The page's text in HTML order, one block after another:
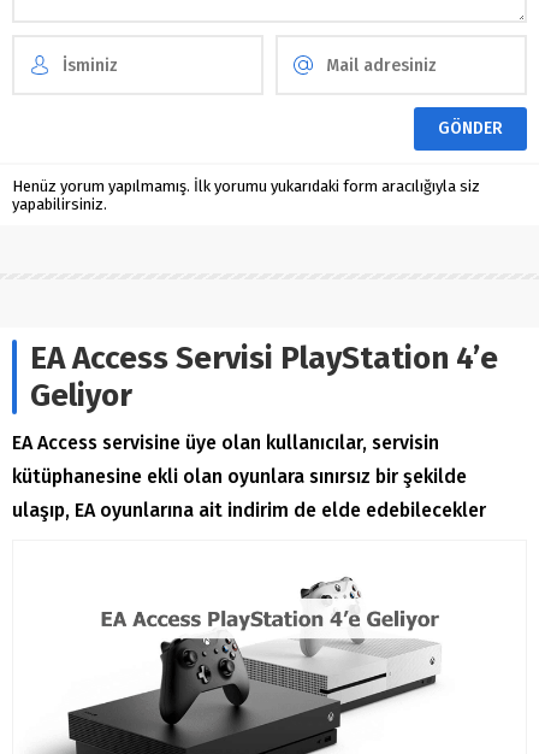
Henüz yorum yapılmamış. İlk yorumu yukarıdaki form aracılığıyla siz
yapabilirsiniz.
EA Access Servisi PlayStation 4’e
Geliyor
EA Access servisine üye olan kullanıcılar, servisin
kütüphanesine ekli olan oyunlara sınırsız bir şekilde
ulaşıp, EA oyunlarına ait indirim de elde edebilecekler